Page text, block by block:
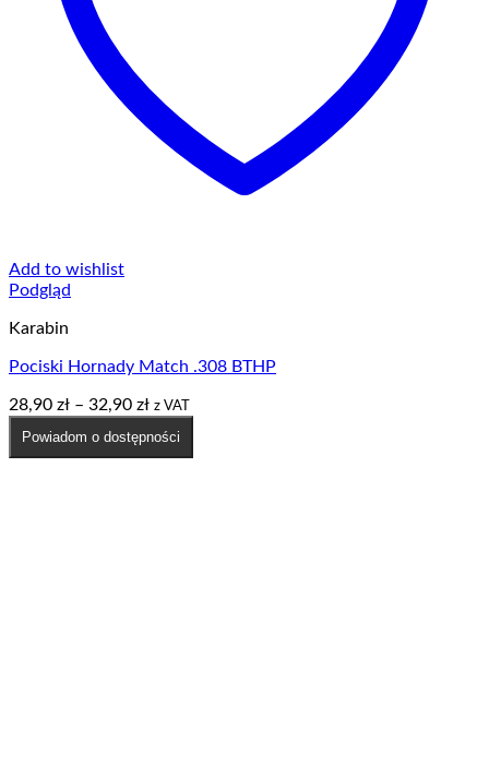
Add to wishlist
Podgląd
Karabin
Pociski Hornady Match .308 BTHP
28,90 zł – 32,90 złZakres
od
z VAT
Powiadom o dostępności